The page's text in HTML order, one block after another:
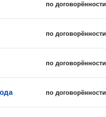
по договорённости
по договорённости
по договорённости
по договорённости